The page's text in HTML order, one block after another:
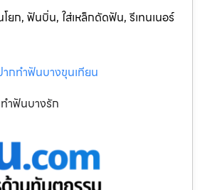
ยก, ฟันบิ่น, ใส่เหล็กดัดฟัน, รีเทนเนอร์
กทำฟันบางขุนเทียน
ำฟันบางรัก